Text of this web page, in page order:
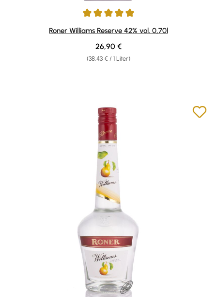
Durchschnittliche Bewertung von 5 von 5 Sternen
Roner Williams Reserve 42% vol. 0,70l
(38,43 € / 1 Liter)
Regulärer Preis:
26,90 €